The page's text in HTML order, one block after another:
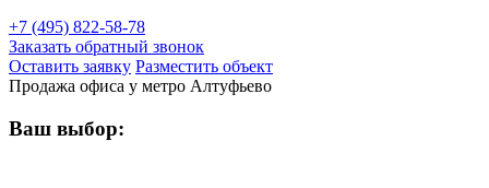
+7 (495) 822-58-78
Заказать обратный звонок
Оставить заявку Разместить объект
Продажа офиса у метро Алтуфьево
Ваш выбор: